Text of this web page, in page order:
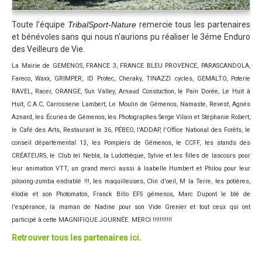
Inscriptions 2024
Affiche 2024
Communiqué de presse 2024
Partenaires 2024
Règlement 2024
Plans des parcours 2024
Photos / Vidéos 2024
Tombola 2024
Edition 2023
Blog 2023
Dossier de presse 2023
Toute l'équipe TribalSport-Natureremercie tous les partenaires
et bénévoles sans qui nous n'aurions pu réaliser le 3éme Enduro
des Veilleurs de Vie.
La Mairie de GEMENOS, FRANCE 3, FRANCE BLEU PROVENCE, PARASCANDOLA,
Fareco, Waxx, GRIMPER, ID Protec, Cheraky, TINAZZI cycles, GEMALTO, Poterie
RAVEL, Racer, ORANGE, Sun Valley, Arnaud Constuction, le Pain Dorée, Le Huit à
Huit, C.A.C, Carrosserie Lambert, Le Moulin de Gémenos, Namaste, Revest, Agnés
Aznard, les Écuries de Gémenos, les Photographes Serge Vilain et Stéphanie Robert,
le Café des Arts, Restaurant le 36, PÉBEO, l'ADDAP, l'Office National des Forêts, le
conseil départemental 13, les Pompiers de Gémenos, le CCFF, les stands des
CRÉATEURS, le Club leï Nebla, la Ludothèque, Sylvie et les filles de lascours pour
leur animation VTT, un grand merci aussi à Isabelle Humbert et Philou pour leur
piloxing-zumba endiablé !!!, les maquilleuses, Clin d'oeil, M la Terre, les potières,
élodie et son Photomaton, Franck Billo EFS gémenos, Marc Dupont le blé de
l'espérance, la maman de Nadine pour son Vide Grenier et tout ceux qui ont
participé à cette MAGNIFIQUE JOURNÉE. MERCI !!!!!!!!!!!
Retrouver tous les partenaires ici.